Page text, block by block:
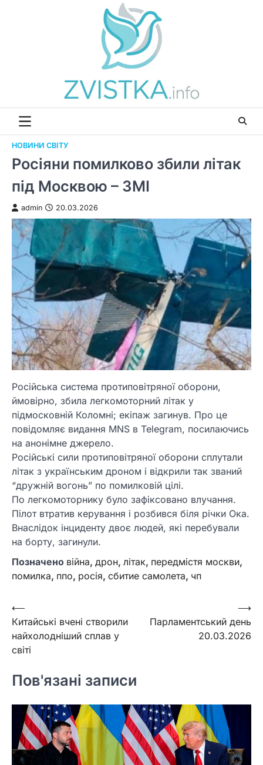
НОВИНИ СВІТУ
Росіяни помилково збили літак
під Москвою – ЗМІ
admin 20.03.2026
Російська система протиповітряної оборони,
ймовірно, збила легкомоторний літак у
підмосковній Коломні; екіпаж загинув. Про це
повідомляє видання MNS в Telegram, посилаючись
на анонімне джерело.
Російські сили протиповітряної оборони сплутали
літак з українським дроном і відкрили так званий
“дружній вогонь” по помилковій цілі.
По легкомоторнику було зафіксовано влучання.
Пілот втратив керування і розбився біля річки Ока.
Внаслідок інциденту двоє людей, які перебували
на борту, загинули.
Позначено війна, дрон, літак, передмістя москви,
помилка, ппо, росія, сбитие самолета, чп
Навігація
записів
⟵
Китайські вчені створили
найхолодніший сплав у
світі
Парламентський день
20.03.2026
⟶
Пов'язані записи